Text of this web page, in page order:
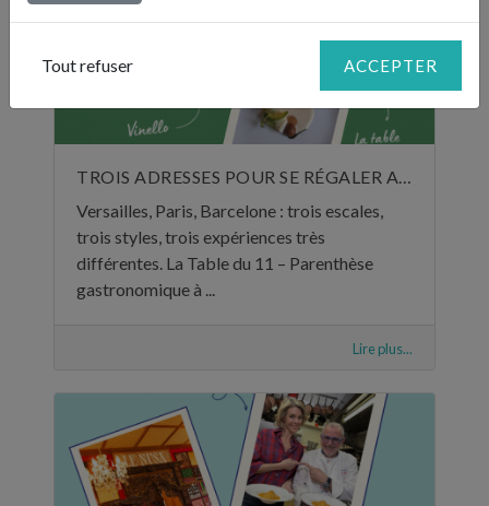
TROIS ADRESSES POUR SE RÉGALER AU MOIS DE JUIN
Versailles, Paris, Barcelone : trois escales,
trois styles, trois expériences très
différentes. La Table du 11 – Parenthèse
gastronomique à ...
Lire plus...
Tout refuser ACCEPTER